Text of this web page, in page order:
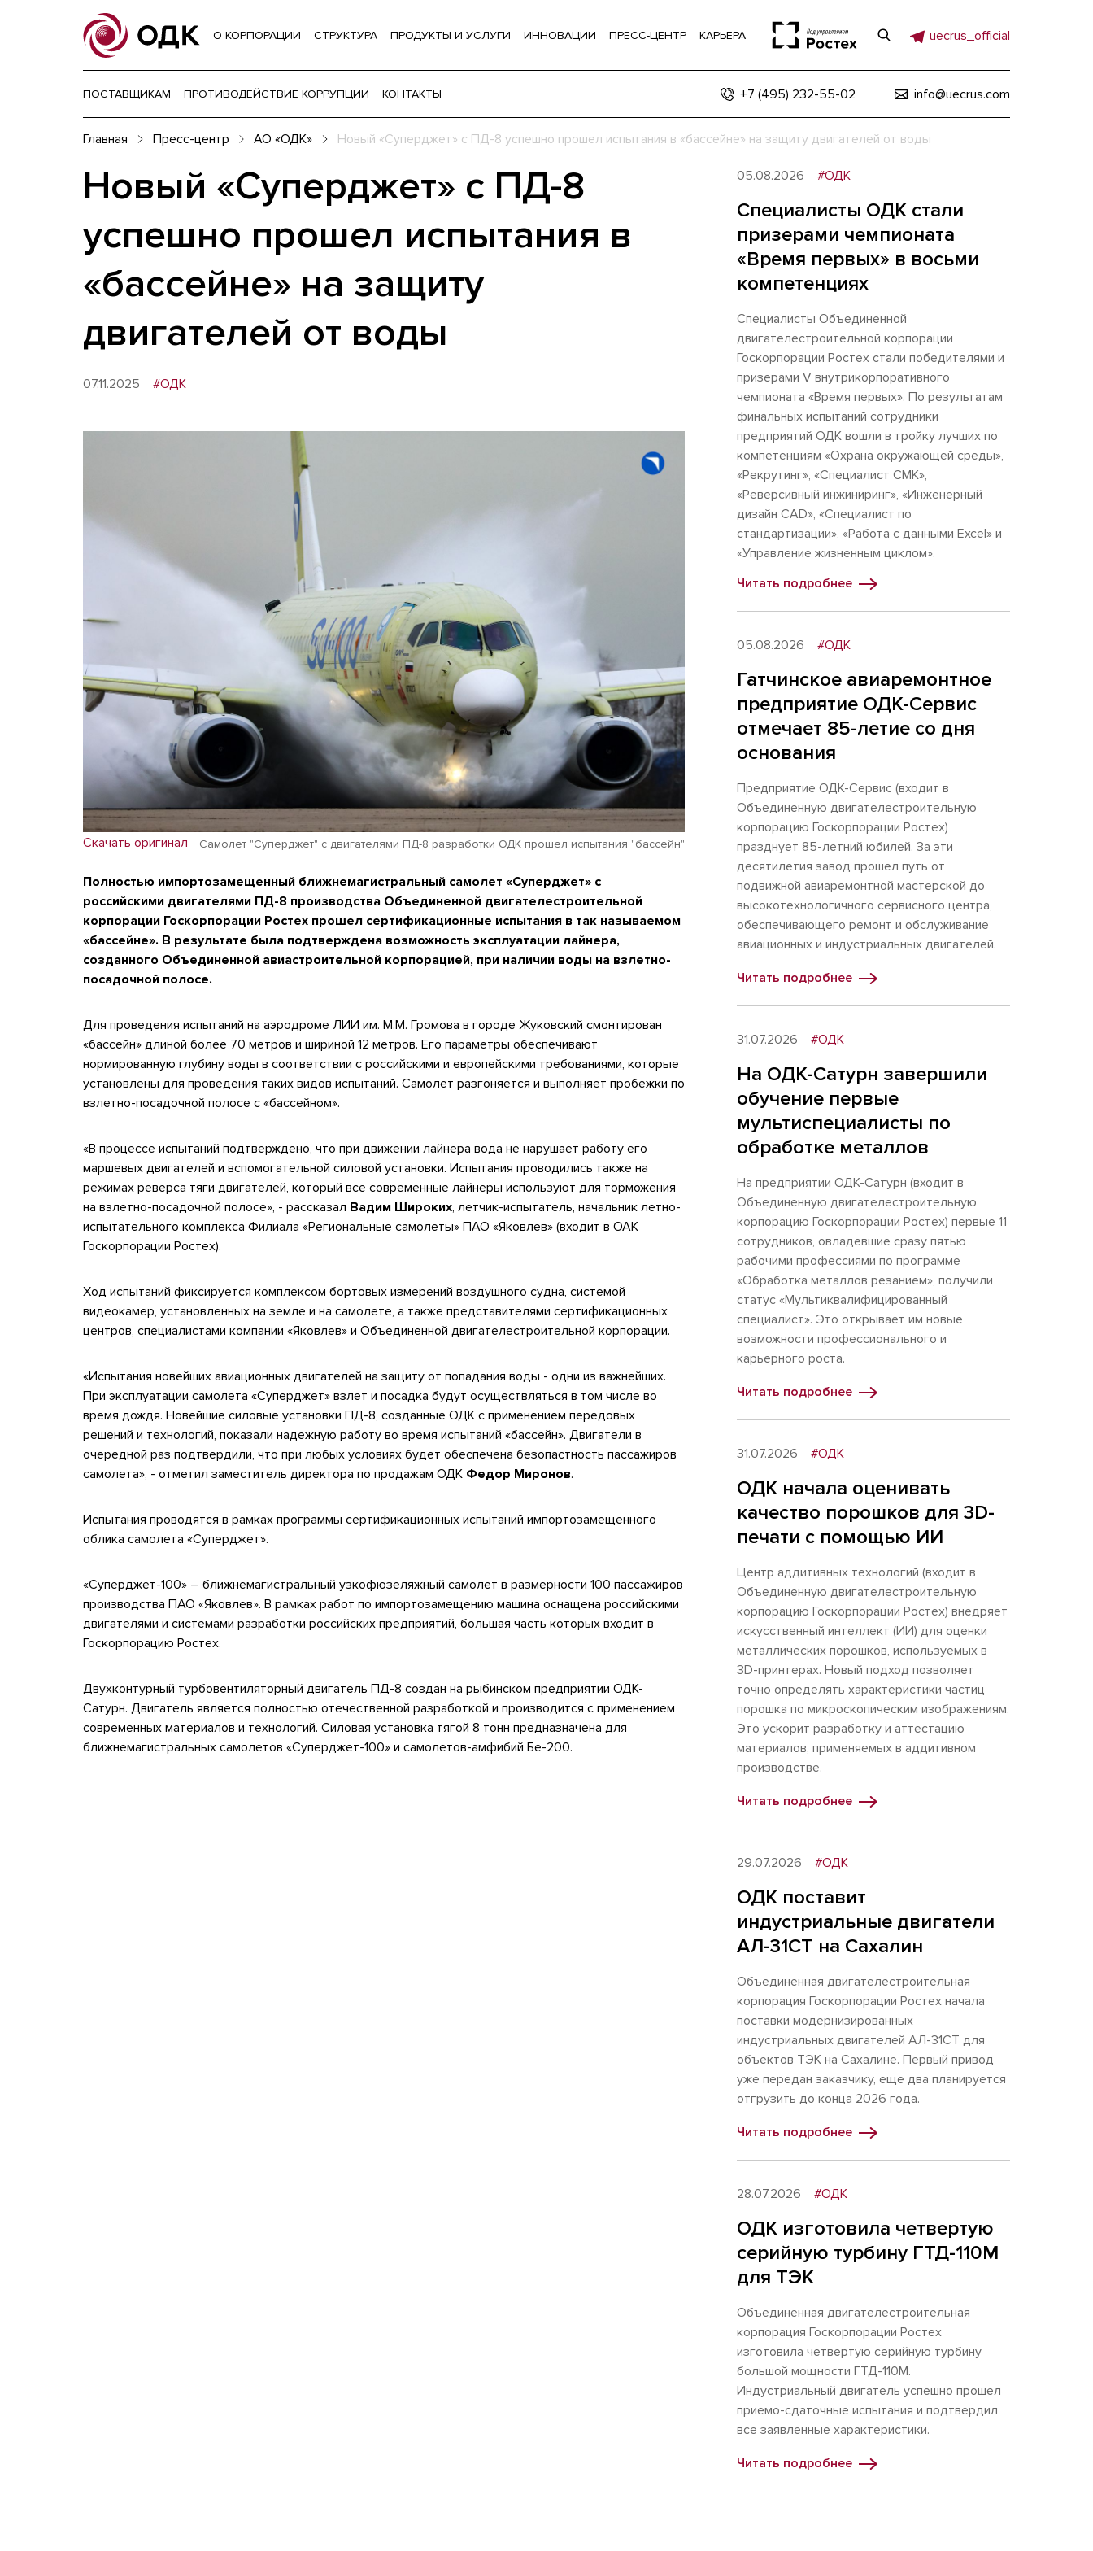
О КОРПОРАЦИИ СТРУКТУРА ПРОДУКТЫ И УСЛУГИ ИННОВАЦИИ ПРЕСС-ЦЕНТР КАРЬЕРА uecrus_official
ПОСТАВЩИКАМ ПРОТИВОДЕЙСТВИЕ КОРРУПЦИИ КОНТАКТЫ +7 (495) 232-55-02 info@uecrus.com
Главная Пресс-центр АО «ОДК» Новый «Суперджет» с ПД-8 успешно прошел испытания в «бассейне» на защиту двигателей от воды
Новый «Суперджет» с ПД-8
успешно прошел испытания в
«бассейне» на защиту
двигателей от воды
07.11.2025 #ОДК
Скачать оригинал Самолет "Суперджет" с двигателями ПД-8 разработки ОДК прошел испытания "бассейн"
Полностью импортозамещенный ближнемагистральный самолет «Суперджет» с
российскими двигателями ПД-8 производства Объединенной двигателестроительной
корпорации Госкорпорации Ростех прошел сертификационные испытания в так называемом
«бассейне». В результате была подтверждена возможность эксплуатации лайнера,
созданного Объединенной авиастроительной корпорацией, при наличии воды на взлетно-
посадочной полосе.
Для проведения испытаний на аэродроме ЛИИ им. М.М. Громова в городе Жуковский смонтирован
«бассейн» длиной более 70 метров и шириной 12 метров. Его параметры обеспечивают
нормированную глубину воды в соответствии с российскими и европейскими требованиями, которые
установлены для проведения таких видов испытаний. Самолет разгоняется и выполняет пробежки по
взлетно-посадочной полосе с «бассейном».
«В процессе испытаний подтверждено, что при движении лайнера вода не нарушает работу его
маршевых двигателей и вспомогательной силовой установки. Испытания проводились также на
режимах реверса тяги двигателей, который все современные лайнеры используют для торможения
на взлетно-посадочной полосе», - рассказал Вадим Широких, летчик-испытатель, начальник летно-
испытательного комплекса Филиала «Региональные самолеты» ПАО «Яковлев» (входит в ОАК
Госкорпорации Ростех).
Ход испытаний фиксируется комплексом бортовых измерений воздушного судна, системой
видеокамер, установленных на земле и на самолете, а также представителями сертификационных
центров, специалистами компании «Яковлев» и Объединенной двигателестроительной корпорации.
«Испытания новейших авиационных двигателей на защиту от попадания воды - одни из важнейших.
При эксплуатации самолета «Суперджет» взлет и посадка будут осуществляться в том числе во
время дождя. Новейшие силовые установки ПД-8, созданные ОДК с применением передовых
решений и технологий, показали надежную работу во время испытаний «бассейн». Двигатели в
очередной раз подтвердили, что при любых условиях будет обеспечена безопастность пассажиров
самолета», - отметил заместитель директора по продажам ОДК Федор Миронов.
Испытания проводятся в рамках программы сертификационных испытаний импортозамещенного
облика самолета «Суперджет».
«Суперджет-100» – ближнемагистральный узкофюзеляжный самолет в размерности 100 пассажиров
производства ПАО «Яковлев». В рамках работ по импортозамещению машина оснащена российскими
двигателями и системами разработки российских предприятий, большая часть которых входит в
Госкорпорацию Ростех.
Двухконтурный турбовентиляторный двигатель ПД-8 создан на рыбинском предприятии ОДК-
Сатурн. Двигатель является полностью отечественной разработкой и производится с применением
современных материалов и технологий. Силовая установка тягой 8 тонн предназначена для
ближнемагистральных самолетов «Суперджет-100» и самолетов-амфибий Бе-200.
05.08.2026 #ОДК
Специалисты ОДК стали
призерами чемпионата
«Время первых» в восьми
компетенциях
Специалисты Объединенной
двигателестроительной корпорации
Госкорпорации Ростех стали победителями и
призерами V внутрикорпоративного
чемпионата «Время первых». По результатам
финальных испытаний сотрудники
предприятий ОДК вошли в тройку лучших по
компетенциям «Охрана окружающей среды»,
«Рекрутинг», «Специалист СМК»,
«Реверсивный инжиниринг», «Инженерный
дизайн CAD», «Специалист по
стандартизации», «Работа с данными Excel» и
«Управление жизненным циклом».
Читать подробнее
05.08.2026 #ОДК
Гатчинское авиаремонтное
предприятие ОДК-Сервис
отмечает 85-летие со дня
основания
Предприятие ОДК-Сервис (входит в
Объединенную двигателестроительную
корпорацию Госкорпорации Ростех)
празднует 85-летний юбилей. За эти
десятилетия завод прошел путь от
подвижной авиаремонтной мастерской до
высокотехнологичного сервисного центра,
обеспечивающего ремонт и обслуживание
авиационных и индустриальных двигателей.
Читать подробнее
31.07.2026 #ОДК
На ОДК-Сатурн завершили
обучение первые
мультиспециалисты по
обработке металлов
На предприятии ОДК-Сатурн (входит в
Объединенную двигателестроительную
корпорацию Госкорпорации Ростех) первые 11
сотрудников, овладевшие сразу пятью
рабочими профессиями по программе
«Обработка металлов резанием», получили
статус «Мультиквалифицированный
специалист». Это открывает им новые
возможности профессионального и
карьерного роста.
Читать подробнее
31.07.2026 #ОДК
ОДК начала оценивать
качество порошков для 3D-
печати с помощью ИИ
Центр аддитивных технологий (входит в
Объединенную двигателестроительную
корпорацию Госкорпорации Ростех) внедряет
искусственный интеллект (ИИ) для оценки
металлических порошков, используемых в
3D-принтерах. Новый подход позволяет
точно определять характеристики частиц
порошка по микроскопическим изображениям.
Это ускорит разработку и аттестацию
материалов, применяемых в аддитивном
производстве.
Читать подробнее
29.07.2026 #ОДК
ОДК поставит
индустриальные двигатели
АЛ-31СТ на Сахалин
Объединенная двигателестроительная
корпорация Госкорпорации Ростех начала
поставки модернизированных
индустриальных двигателей АЛ-31СТ для
объектов ТЭК на Сахалине. Первый привод
уже передан заказчику, еще два планируется
отгрузить до конца 2026 года.
Читать подробнее
28.07.2026 #ОДК
ОДК изготовила четвертую
серийную турбину ГТД-110М
для ТЭК
Объединенная двигателестроительная
корпорация Госкорпорации Ростех
изготовила четвертую серийную турбину
большой мощности ГТД-110М.
Индустриальный двигатель успешно прошел
приемо-сдаточные испытания и подтвердил
все заявленные характеристики.
Читать подробнее